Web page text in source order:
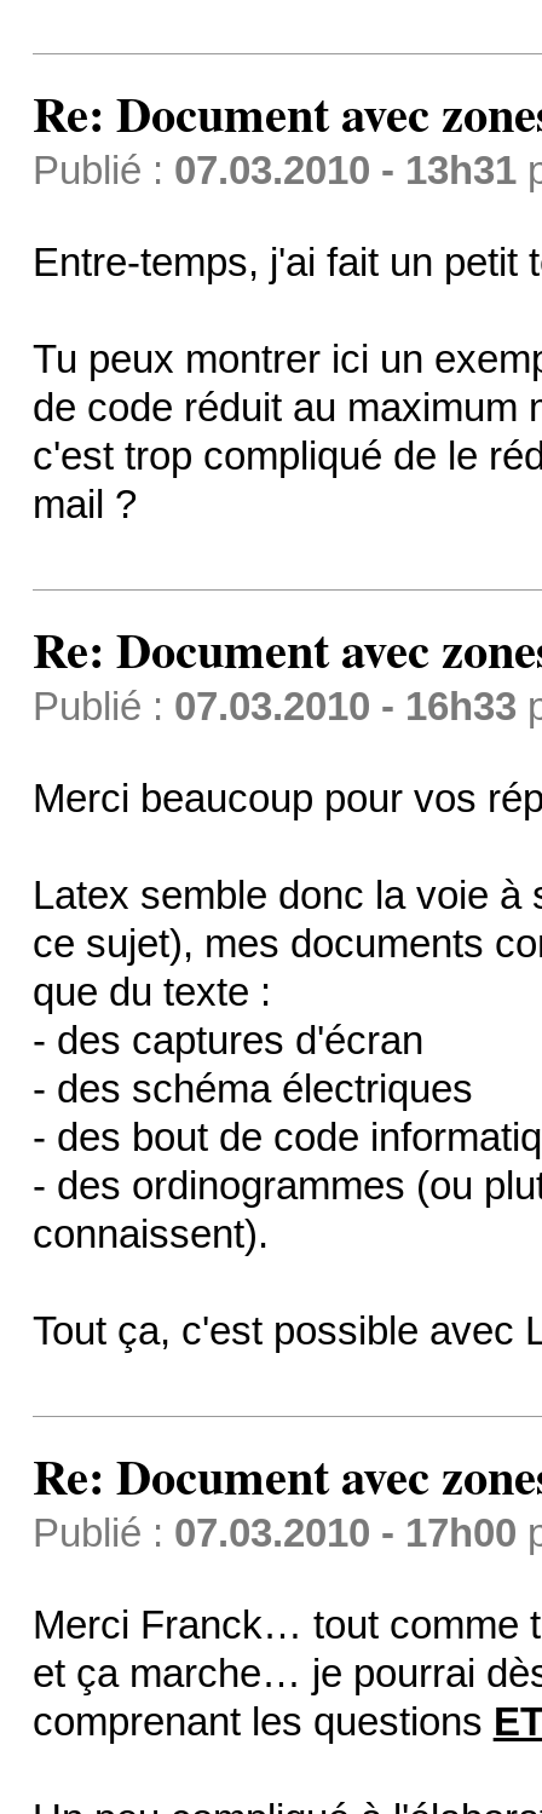
Re: Document avec
Publié : 07.03.2010 - 13h31
Entre-temps, j'ai fait un petit
Tu peux montrer ici un
de code réduit au maximum
c'est trop compliqué de le
mail ?
Re: Document avec
Publié : 07.03.2010 - 16h33
Merci beaucoup pour vos
Latex semble donc la voie
ce sujet), mes documents
que du texte :
- des captures d'écran
- des schéma électriques
- des bout de code
- des ordinogrammes (ou
connaissent).
Tout ça, c'est possible avec
Re: Document avec
Publié : 07.03.2010 - 17h00
Merci Franck… tout comme
et ça marche… je pourrai
comprenant les questions